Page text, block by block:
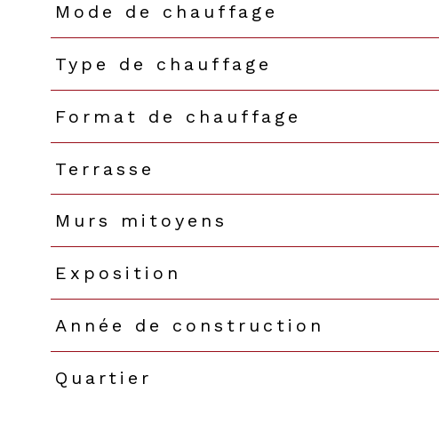
Mode de chauffage
Type de chauffage
Format de chauffage
Terrasse
Murs mitoyens
Exposition
Année de construction
Quartier